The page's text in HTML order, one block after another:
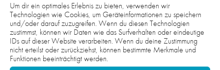
Um dir ein optimales Erlebnis zu bieten, verwenden wir
Technologien wie Cookies, um Geräteinformationen zu speichern
und/oder darauf zuzugreifen. Wenn du diesen Technologien
zustimmst, können wir Daten wie das Surfverhalten oder eindeutige
IDs auf dieser Website verarbeiten. Wenn du deine Zustimmung
nicht erteilst oder zurückziehst, können bestimmte Merkmale und
Funktionen beeinträchtigt werden.
Hinweis:
Die Fotos auf der gesamten Webseite sind urheberrechtlich